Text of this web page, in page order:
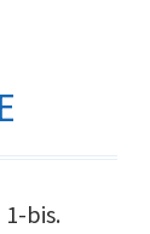
bis.